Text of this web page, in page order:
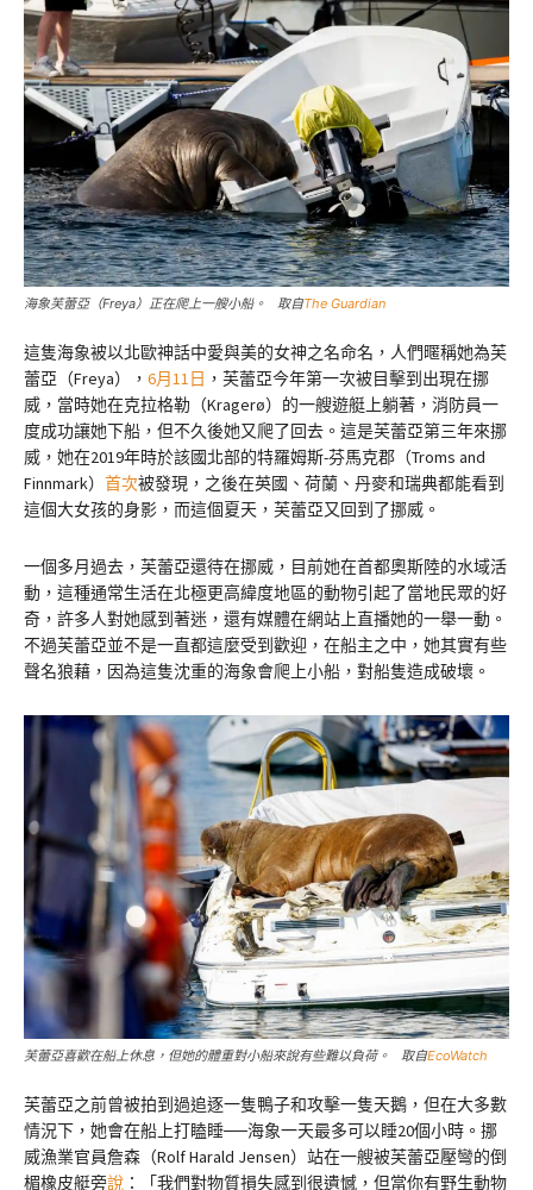
海象芙蕾亞（Freya）正在爬上一艘小船。 取自The Guardian
這隻海象被以北歐神話中愛與美的女神之名命名，人們暱稱她為芙
蕾亞（Freya）， 6月11日 ，芙蕾亞今年第一次被目擊到出現在挪
威，當時她在克拉格勒（Kragerø）的一艘遊艇上躺著，消防員一
度成功讓她下船，但不久後她又爬了回去。這是芙蕾亞第三年來挪
威，她在2019年時於該國北部的特羅姆斯-芬馬克郡（Troms and
Finnmark） 首次被發現，之後在英國、荷蘭、丹麥和瑞典都能看到
這個大女孩的身影，而這個夏天，芙蕾亞又回到了挪威。
一個多月過去，芙蕾亞還待在挪威，目前她在首都奧斯陸的水域活
動，這種通常生活在北極更高緯度地區的動物引起了當地民眾的好
奇，許多人對她感到著迷，還有媒體在網站上直播她的一舉一動。
不過芙蕾亞並不是一直都這麼受到歡迎，在船主之中，她其實有些
聲名狼藉，因為這隻沈重的海象會爬上小船，對船隻造成破壞。
芙蕾亞喜歡在船上休息，但她的體重對小船來說有些難以負荷。 取自EcoWatch
芙蕾亞之前曾被拍到過追逐一隻鴨子和攻擊一隻天鵝，但在大多數
情況下，她會在船上打瞌睡──海象一天最多可以睡20個小時。挪
威漁業官員詹森（Rolf Harald Jensen）站在一艘被芙蕾亞壓彎的倒
楣橡皮艇旁說 ：「我們對物質損失感到很遺憾，但當你有野生動物